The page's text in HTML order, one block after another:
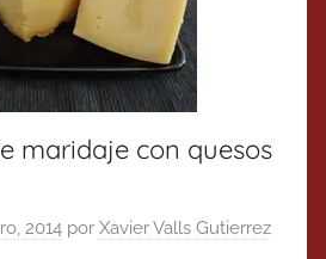
maridaje con quesos
2014 por Xavier Valls Gutierrez